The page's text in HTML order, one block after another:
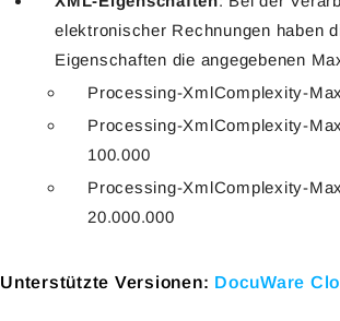
elektronischer Rechnungen haben
Eigenschaften die angegebenen
Processing-XmlComplexity-
Processing-XmlComplexity-
100.000
Processing-XmlComplexity-
20.000.000
Unterstützte Versionen: DocuWare